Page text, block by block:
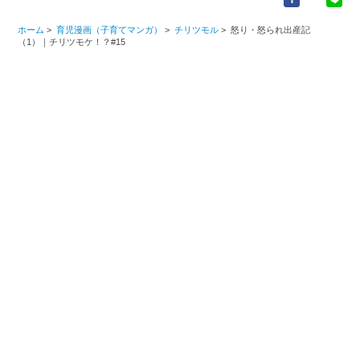
ホーム > 育児漫画（子育てマンガ） > チリツモル > 怒り・怒られ出産記
（1）｜チリツモケ！？#15